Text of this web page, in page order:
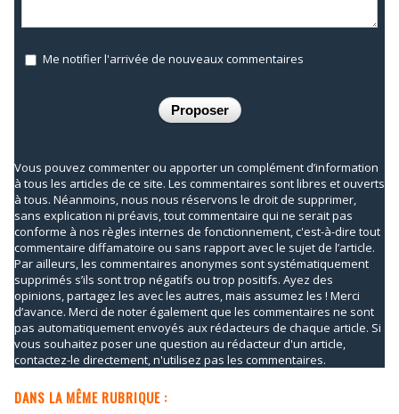
Me notifier l'arrivée de nouveaux commentaires
Vous pouvez commenter ou apporter un complément d’information
à tous les articles de ce site. Les commentaires sont libres et ouverts
à tous. Néanmoins, nous nous réservons le droit de supprimer,
sans explication ni préavis, tout commentaire qui ne serait pas
conforme à nos règles internes de fonctionnement, c'est-à-dire tout
commentaire diffamatoire ou sans rapport avec le sujet de l’article.
Par ailleurs, les commentaires anonymes sont systématiquement
supprimés s’ils sont trop négatifs ou trop positifs. Ayez des
opinions, partagez les avec les autres, mais assumez les ! Merci
d’avance. Merci de noter également que les commentaires ne sont
pas automatiquement envoyés aux rédacteurs de chaque article. Si
vous souhaitez poser une question au rédacteur d'un article,
contactez-le directement, n'utilisez pas les commentaires.
DANS LA MÊME RUBRIQUE :